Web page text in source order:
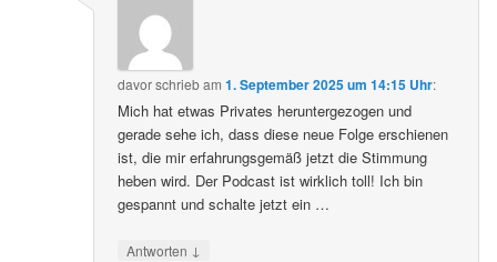
davorschriebam1. September 2025 um 14:15 Uhr:
Mich hat etwas Privates heruntergezogen und
gerade sehe ich, dass diese neue Folge erschienen
ist, die mir erfahrungsgemäß jetzt die Stimmung
heben wird. Der Podcast ist wirklich toll! Ich bin
gespannt und schalte jetzt ein …
Antworten ↓